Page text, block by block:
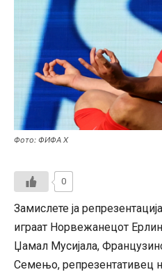
Фото: ФИФА Х
0
Замислете ја
играат Норвежанецот
Џамал ​​Мусијала,
Семењо, репрезентативец